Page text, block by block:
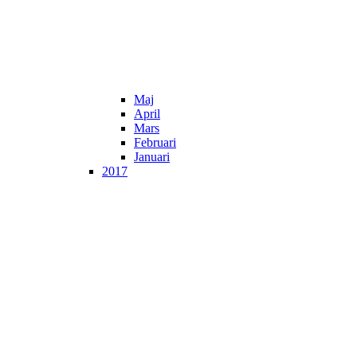
Maj
April
Mars
Februari
Januari
2017